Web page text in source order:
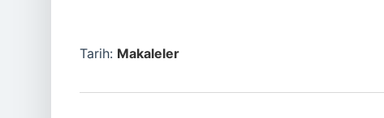
Tarih: Makaleler